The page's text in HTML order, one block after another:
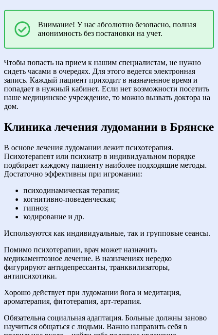
Внимание! У нас абсолютно безопасно, полная
анонимность без постановки на учет.
Чтобы попасть на прием к нашим специалистам, не нужно
сидеть часами в очередях. Для этого ведется электронная
запись. Каждый пациент приходит в назначенное время и
попадает в нужный кабинет. Если нет возможности посетить
наше медицинское учреждение, то можно вызвать доктора на
дом.
Клиника лечения лудомании в Брянске
В основе лечения лудомании лежит психотерапия.
Психотерапевт или психиатр в индивидуальном порядке
подбирает каждому пациенту наиболее подходящие методы.
Достаточно эффективны при игромании:
психодинамическая терапия;
когнитивно-поведенческая;
гипноз;
кодирование и др.
Используются как индивидуальные, так и групповые сеансы.
Помимо психотерапии, врач может назначить
медикаментозное лечение. В назначениях нередко
фигурируют антидепрессанты, транквилизаторы,
антипсихотики.
Хорошо действует при лудомании йога и медитация,
ароматерапия, фитотерапия, арт-терапия.
Обязательна социальная адаптация. Больные должны заново
научиться общаться с людьми. Важно направить себя в